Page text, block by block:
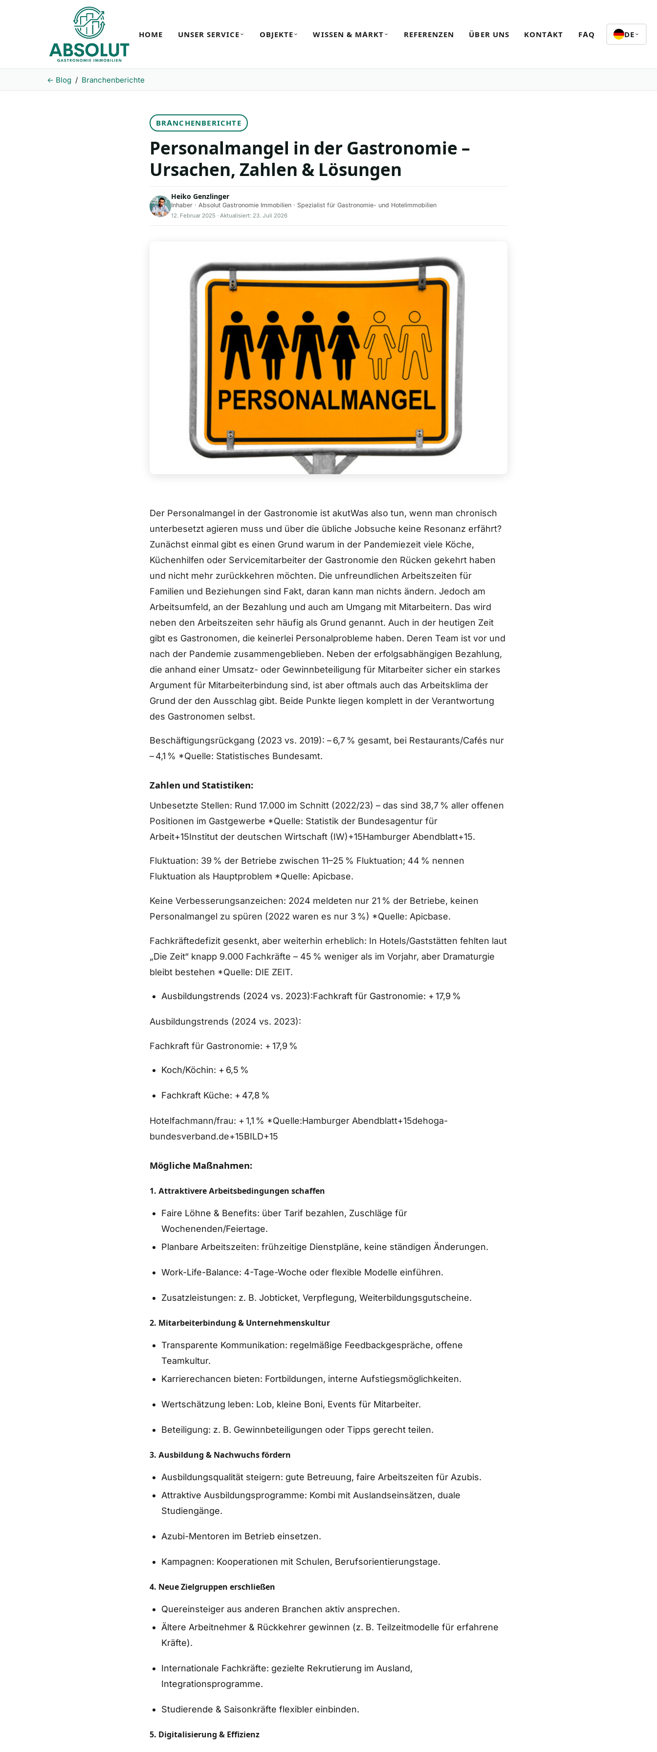
HOME UNSER SERVICE OBJEKTE WISSEN & MARKT REFERENZEN ÜBER UNS KONTAKT FAQ DE
← Blog / Branchenberichte
BRANCHENBERICHTE
Personalmangel in der Gastronomie –
Ursachen, Zahlen & Lösungen
Heiko Genzlinger
Inhaber · Absolut Gastronomie Immobilien · Spezialist für Gastronomie- und Hotelimmobilien
12. Februar 2025 · Aktualisiert: 23. Juli 2026
Der Personalmangel in der Gastronomie ist akutWas also tun, wenn man chronisch
unterbesetzt agieren muss und über die übliche Jobsuche keine Resonanz erfährt?
Zunächst einmal gibt es einen Grund warum in der Pandemiezeit viele Köche,
Küchenhilfen oder Servicemitarbeiter der Gastronomie den Rücken gekehrt haben
und nicht mehr zurückkehren möchten. Die unfreundlichen Arbeitszeiten für
Familien und Beziehungen sind Fakt, daran kann man nichts ändern. Jedoch am
Arbeitsumfeld, an der Bezahlung und auch am Umgang mit Mitarbeitern. Das wird
neben den Arbeitszeiten sehr häufig als Grund genannt. Auch in der heutigen Zeit
gibt es Gastronomen, die keinerlei Personalprobleme haben. Deren Team ist vor und
nach der Pandemie zusammengeblieben. Neben der erfolgsabhängigen Bezahlung,
die anhand einer Umsatz- oder Gewinnbeteiligung für Mitarbeiter sicher ein starkes
Argument für Mitarbeiterbindung sind, ist aber oftmals auch das Arbeitsklima der
Grund der den Ausschlag gibt. Beide Punkte liegen komplett in der Verantwortung
des Gastronomen selbst.
Beschäftigungsrückgang (2023 vs. 2019): – 6,7 % gesamt, bei Restaurants/Cafés nur
– 4,1 % *Quelle: Statistisches Bundesamt.
Zahlen und Statistiken:
Unbesetzte Stellen: Rund 17.000 im Schnitt (2022/23) – das sind 38,7 % aller offenen
Positionen im Gastgewerbe *Quelle: Statistik der Bundesagentur für
Arbeit+15Institut der deutschen Wirtschaft (IW)+15Hamburger Abendblatt+15.
Fluktuation: 39 % der Betriebe zwischen 11–25 % Fluktuation; 44 % nennen
Fluktuation als Hauptproblem *Quelle: Apicbase.
Keine Verbesserungsanzeichen: 2024 meldeten nur 21 % der Betriebe, keinen
Personalmangel zu spüren (2022 waren es nur 3 %) *Quelle: Apicbase.
Fachkräftedefizit gesenkt, aber weiterhin erheblich: In Hotels/Gaststätten fehlten laut
„Die Zeit“ knapp 9.000 Fachkräfte – 45 % weniger als im Vorjahr, aber Dramaturgie
bleibt bestehen *Quelle: DIE ZEIT.
Ausbildungstrends (2024 vs. 2023):Fachkraft für Gastronomie: + 17,9 %
Ausbildungstrends (2024 vs. 2023):
Fachkraft für Gastronomie: + 17,9 %
Koch/Köchin: + 6,5 %
Fachkraft Küche: + 47,8 %
Hotelfachmann/frau: + 1,1 % *Quelle:Hamburger Abendblatt+15dehoga-
bundesverband.de+15BILD+15
Mögliche Maßnahmen:
1. Attraktivere Arbeitsbedingungen schaffen
Faire Löhne & Benefits: über Tarif bezahlen, Zuschläge für
Wochenenden/Feiertage.
Planbare Arbeitszeiten: frühzeitige Dienstpläne, keine ständigen Änderungen.
Work-Life-Balance: 4-Tage-Woche oder flexible Modelle einführen.
Zusatzleistungen: z. B. Jobticket, Verpflegung, Weiterbildungsgutscheine.
2. Mitarbeiterbindung & Unternehmenskultur
Transparente Kommunikation: regelmäßige Feedbackgespräche, offene
Teamkultur.
Karrierechancen bieten: Fortbildungen, interne Aufstiegsmöglichkeiten.
Wertschätzung leben: Lob, kleine Boni, Events für Mitarbeiter.
Beteiligung: z. B. Gewinnbeteiligungen oder Tipps gerecht teilen.
3. Ausbildung & Nachwuchs fördern
Ausbildungsqualität steigern: gute Betreuung, faire Arbeitszeiten für Azubis.
Attraktive Ausbildungsprogramme: Kombi mit Auslandseinsätzen, duale
Studiengänge.
Azubi-Mentoren im Betrieb einsetzen.
Kampagnen: Kooperationen mit Schulen, Berufsorientierungstage.
4. Neue Zielgruppen erschließen
Quereinsteiger aus anderen Branchen aktiv ansprechen.
Ältere Arbeitnehmer & Rückkehrer gewinnen (z. B. Teilzeitmodelle für erfahrene
Kräfte).
Internationale Fachkräfte: gezielte Rekrutierung im Ausland,
Integrationsprogramme.
Studierende & Saisonkräfte flexibler einbinden.
5. Digitalisierung & Effizienz